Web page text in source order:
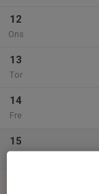
12
Ons
13
Tor
14
Fre
15